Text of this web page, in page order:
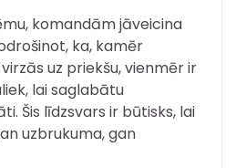
komandām jāveicina
ka, kamēr
uz priekšu, vienmēr ir
lai saglabātu
Šis līdzsvars ir būtisks, lai
uzbrukuma, gan